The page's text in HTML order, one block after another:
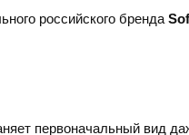
российского бренда
первоначальный вид